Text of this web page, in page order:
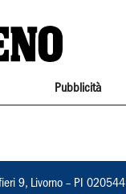
Pubblicità
9, Livorno – PI